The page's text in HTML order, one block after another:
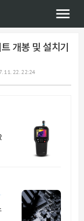
개봉 및 설치기
11. 22. 22:24